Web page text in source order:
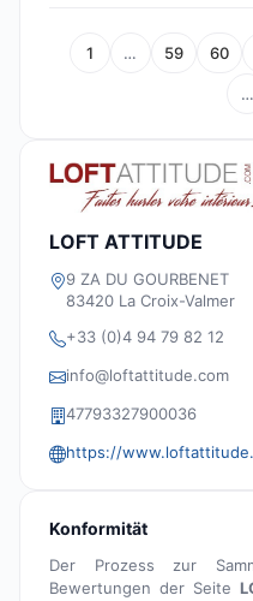
1 … 59 60
…
LOFT ATTITUDE
9 ZA DU GOURBENET
83420 La Croix-Valmer
+33 (0)4 94 79 82 12
info@loftattitude.com
47793327900036
https://
Konformität
Der Prozess zur
Bewertungen der Seite